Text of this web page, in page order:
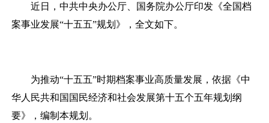
近日，中共中央办公厅、国务院办公厅印发《全国档
案事业发展“十五五”规划 》，全文如下。
为推动“十五五”时期档案事业高质量发展，依据《中
华人民共和国国民经济和社会发展第十五个五年规划纲
要》，编制本规划。